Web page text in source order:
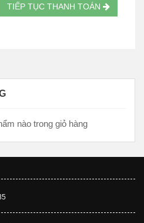
TIẾP TỤC THANH TOÁN
nào trong giỏ hàng